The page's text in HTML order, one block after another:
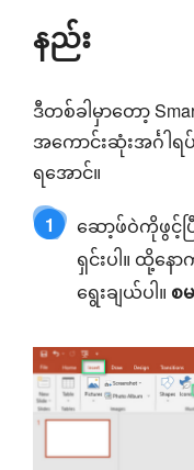
နည်း
ဒီတစ်ခါမှာတော့
အကောင်းဆုံးအင်္ဂ
ရအောင်။
1
ဆော့ဖ်ဝဲကိုဖွင့်ပြီ
ရှင်းပါ။ ထို့နေ
ရွေးချယ်ပါ။ စ